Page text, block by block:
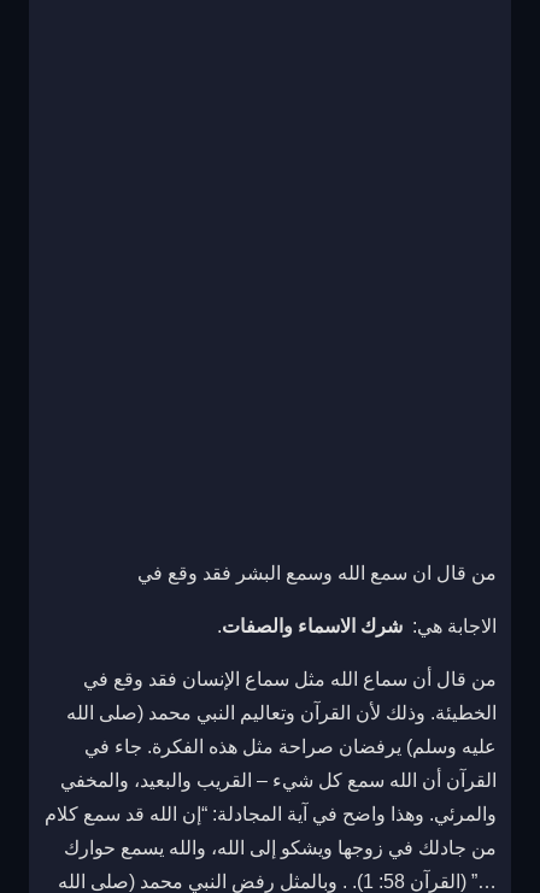
من قال ان سمع الله وسمع البشر فقد وقع في
الاجابة هي: شرك الاسماء والصفات.
من قال أن سماع الله مثل سماع الإنسان فقد وقع في
الخطيئة. وذلك لأن القرآن وتعاليم النبي محمد (صلى الله
عليه وسلم) يرفضان صراحة مثل هذه الفكرة. جاء في
القرآن أن الله سمع كل شيء – القريب والبعيد، والمخفي
والمرئي. وهذا واضح في آية المجادلة: “إن الله قد سمع كلام
من جادلك في زوجها ويشكو إلى الله، والله يسمع حوارك
…” (القرآن 58: 1). . وبالمثل رفض النبي محمد (صلى الله